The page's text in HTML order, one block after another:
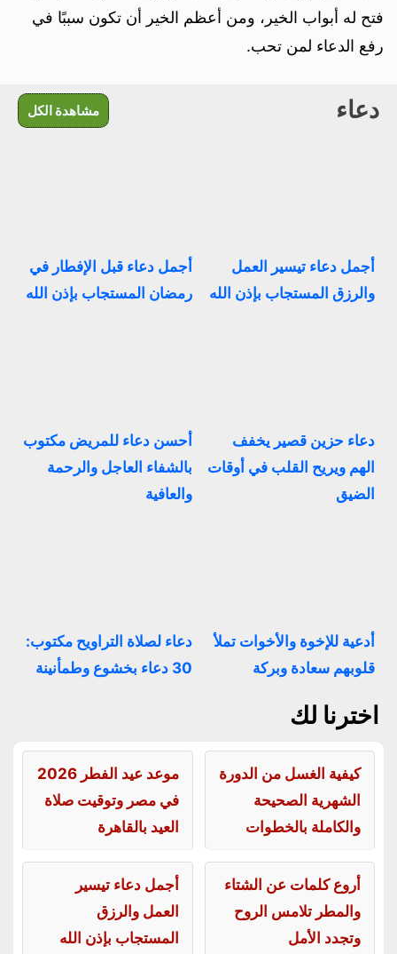
فتح له أبواب الخير، ومن أعظم الخير أن تكون سببًا في
رفع الدعاء لمن تحب.
دعاء مشاهدة الكل
أجمل دعاء تيسير العمل
والرزق المستجاب بإذن الله
أجمل دعاء قبل الإفطار في
رمضان المستجاب بإذن الله
دعاء حزين قصير يخفف
الهم ويريح القلب في أوقات
الضيق
أحسن دعاء للمريض مكتوب
بالشفاء العاجل والرحمة
والعافية
أدعية للإخوة والأخوات تملأ
قلوبهم سعادة وبركة
دعاء لصلاة التراويح مكتوب:
30 دعاء بخشوع وطمأنينة
اخترنا لك
كيفية الغسل من الدورة
الشهرية الصحيحة
والكاملة بالخطوات
موعد عيد الفطر 2026
في مصر وتوقيت صلاة
العيد بالقاهرة
أروع كلمات عن الشتاء
والمطر تلامس الروح
وتجدد الأمل
أجمل دعاء تيسير
العمل والرزق
المستجاب بإذن الله